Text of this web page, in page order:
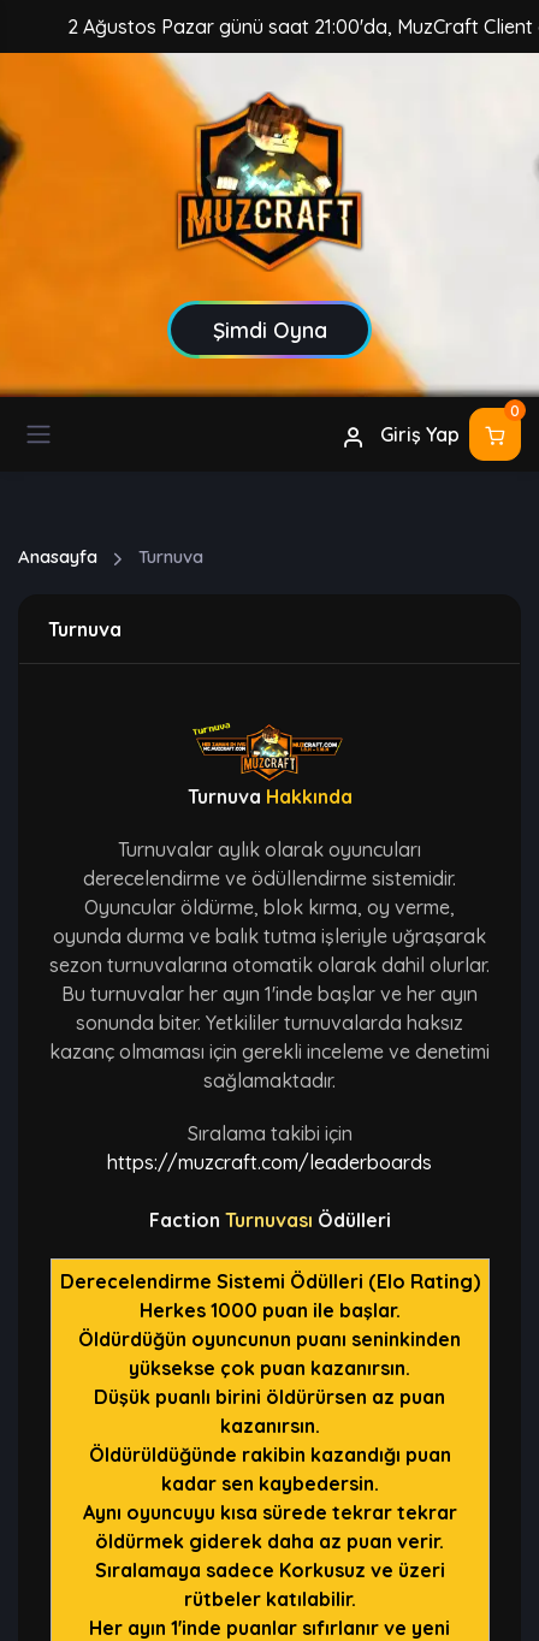
Ağustos Pazar günü saat 21:00'da, MuzCraft Client
Şimdi Oyna
Giriş Yap
0
Anasayfa Turnuva
Turnuva
Turnuva Hakkında
Turnuvalar aylık olarak oyuncuları
derecelendirme ve ödüllendirme sistemidir.
Oyuncular öldürme, blok kırma, oy verme,
oyunda durma ve balık tutma işleriyle uğraşarak
sezon turnuvalarına otomatik olarak dahil olurlar.
Bu turnuvalar her ayın 1'inde başlar ve her ayın
sonunda biter. Yetkililer turnuvalarda haksız
kazanç olmaması için gerekli inceleme ve denetimi
sağlamaktadır.
Sıralama takibi için
https://muzcraft.com/leaderboards
Faction Turnuvası Ödülleri
Derecelendirme Sistemi Ödülleri (Elo Rating)
Herkes 1000 puan ile başlar.
Öldürdüğün oyuncunun puanı seninkinden
yüksekse çok puan kazanırsın.
Düşük puanlı birini öldürürsen az puan
kazanırsın.
Öldürüldüğünde rakibin kazandığı puan
kadar sen kaybedersin.
Aynı oyuncuyu kısa sürede tekrar tekrar
öldürmek giderek daha az puan verir.
Sıralamaya sadece Korkusuz ve üzeri
rütbeler katılabilir.
Her ayın 1'inde puanlar sıfırlanır ve yeni